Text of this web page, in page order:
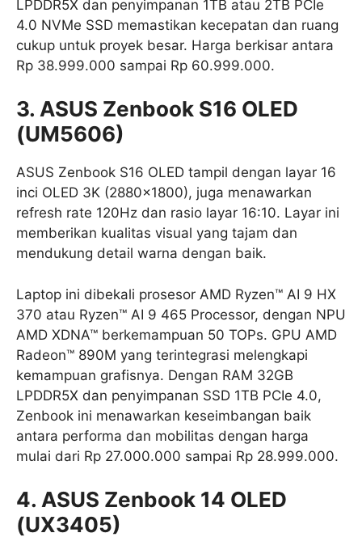
LPDDR5X dan penyimpanan 1TB atau 2TB PCIe
4.0 NVMe SSD memastikan kecepatan dan ruang
cukup untuk proyek besar. Harga berkisar antara
Rp 38.999.000 sampai Rp 60.999.000.
3. ASUS Zenbook S16 OLED
(UM5606)
ASUS Zenbook S16 OLED tampil dengan layar 16
inci OLED 3K (2880×1800), juga menawarkan
refresh rate 120Hz dan rasio layar 16:10. Layar ini
memberikan kualitas visual yang tajam dan
mendukung detail warna dengan baik.
Laptop ini dibekali prosesor AMD Ryzen™ AI 9 HX
370 atau Ryzen™ AI 9 465 Processor, dengan NPU
AMD XDNA™ berkemampuan 50 TOPs. GPU AMD
Radeon™ 890M yang terintegrasi melengkapi
kemampuan grafisnya. Dengan RAM 32GB
LPDDR5X dan penyimpanan SSD 1TB PCIe 4.0,
Zenbook ini menawarkan keseimbangan baik
antara performa dan mobilitas dengan harga
mulai dari Rp 27.000.000 sampai Rp 28.999.000.
4. ASUS Zenbook 14 OLED
(UX3405)